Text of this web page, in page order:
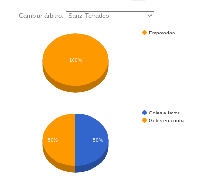
Cambiar árbitro:
Empatados
100%
Goles a favor
Goles en contra
50% 50%